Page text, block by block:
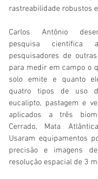
rastreabilidade robustos
Carlos Antônio
pesquisa
pesquisadores de
para medir em campo o
solo emite e quanto
quatro tipos de uso
eucalipto, pastagem e
aplicados a três
Cerrado, Mata
Usaram equipamentos
precisão e imagens
resolução espacial de 3